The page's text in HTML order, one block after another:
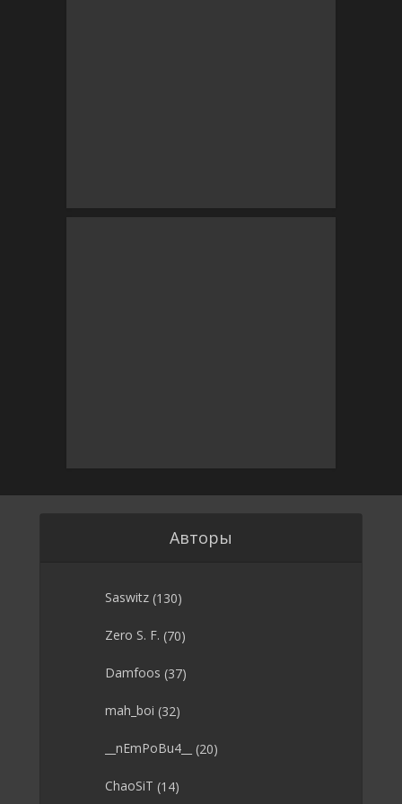
Авторы
Saswitz (130)
Zero S. F. (70)
Damfoos (37)
mah_boi (32)
__nEmPoBu4__ (20)
ChaoSiT (14)